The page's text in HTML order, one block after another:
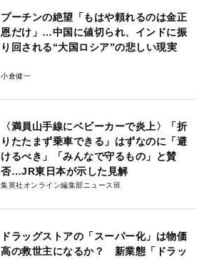
プーチンの絶望「もはや頼れるのは金正
恩だけ」…中国に値切られ、インドに振
り回される“大国ロシア”の悲しい現実
小倉健一
〈満員山手線にベビーカーで炎上〉「折
りたたまず乗車できる」はずなのに「避
けるべき」「みんなで守るもの」と賛
否…JR東日本が示した見解
集英社オンライン編集部ニュース班
ドラッグストアの「スーパー化」は物価
高の救世主になるか？ 新業態「ドラッ